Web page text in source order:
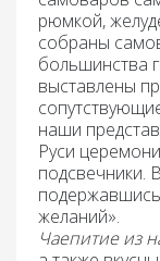
рюмкой,
собраны
большинства
выставлены
наши
Руси
подсвечники.
желаний».
Чаепитие из